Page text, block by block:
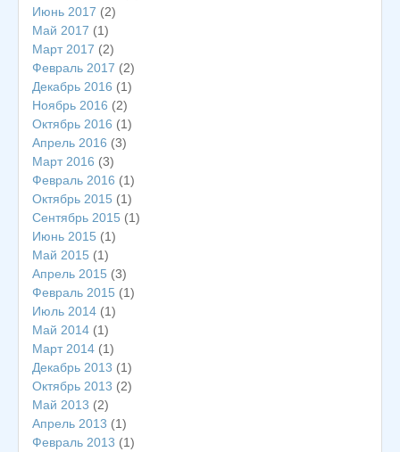
Июнь 2017 (2)
Май 2017 (1)
Март 2017 (2)
Февраль 2017 (2)
Декабрь 2016 (1)
Ноябрь 2016 (2)
Октябрь 2016 (1)
Апрель 2016 (3)
Март 2016 (3)
Февраль 2016 (1)
Октябрь 2015 (1)
Сентябрь 2015 (1)
Июнь 2015 (1)
Май 2015 (1)
Апрель 2015 (3)
Февраль 2015 (1)
Июль 2014 (1)
Май 2014 (1)
Март 2014 (1)
Декабрь 2013 (1)
Октябрь 2013 (2)
Май 2013 (2)
Апрель 2013 (1)
Февраль 2013 (1)